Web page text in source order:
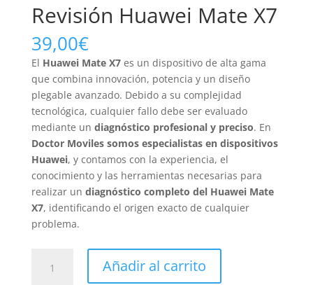
Revisión Huawei Mate X7
39,00€
El Huawei Mate X7es un dispositivo de alta gama
que combina innovación, potencia y un diseño
plegable avanzado. Debido a su complejidad
tecnológica, cualquier fallo debe ser evaluado
mediante un diagnóstico profesional y preciso. En
Doctor Moviles somos especialistas en dispositivos
Huawei, y contamos con la experiencia, el
conocimiento y las herramientas necesarias para
realizar un diagnóstico completo del Huawei Mate
X7, identificando el origen exacto de cualquier
problema.
Huawei
Añadir al carrito